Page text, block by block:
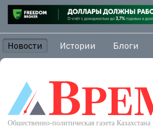
Новости Истории Блоги